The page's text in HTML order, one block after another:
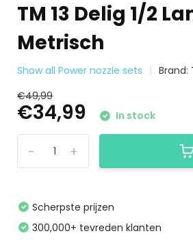
TM 13 Delig 1/2
Metrisch
Show all Power nozzle sets Brand:
€49,99
€34,99 In stock
+
-
Scherpste prijzen
300,000+ tevreden klanten